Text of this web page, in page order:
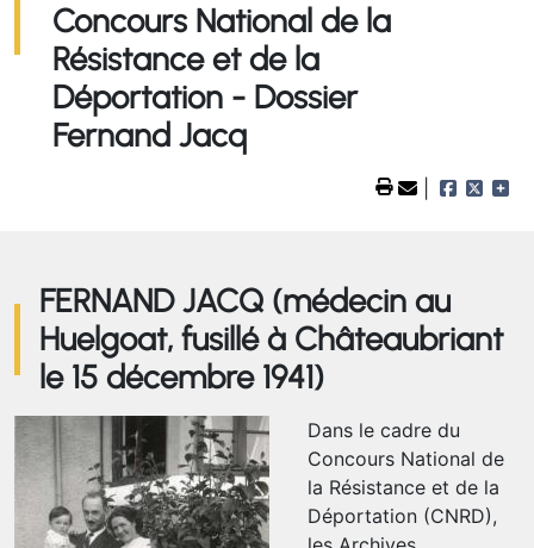
Concours National de la
Résistance et de la
Déportation - Dossier
Fernand Jacq
FERNAND JACQ (médecin au
Huelgoat, fusillé à Châteaubriant
le 15 décembre 1941)
Dans le cadre du
Concours National de
la Résistance et de la
Déportation (CNRD),